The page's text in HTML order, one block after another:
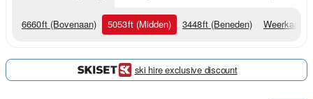
6660ft (Bovenaan) 5053ft (Midden) 3448ft (Beneden)
ski hire exclusive discount